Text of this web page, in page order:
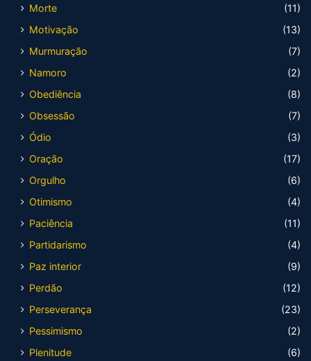
Morte
(11)
Motivação
(13)
Murmuração
(7)
Namoro
(2)
Obediência
(8)
Obsessão
(7)
Ódio
(3)
Oração
(17)
Orgulho
(6)
Otimismo
(4)
Paciência
(11)
Partidarismo
(4)
Paz interior
(9)
Perdão
(12)
Perseverança
(23)
Pessimismo
(2)
Plenitude
(6)